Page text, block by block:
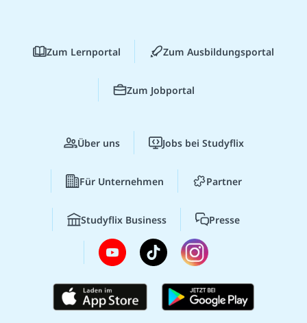
Zum Lernportal Zum Ausbildungsportal
Zum Jobportal
Über uns Jobs bei Studyflix
Für Unternehmen Partner
Studyflix Business Presse